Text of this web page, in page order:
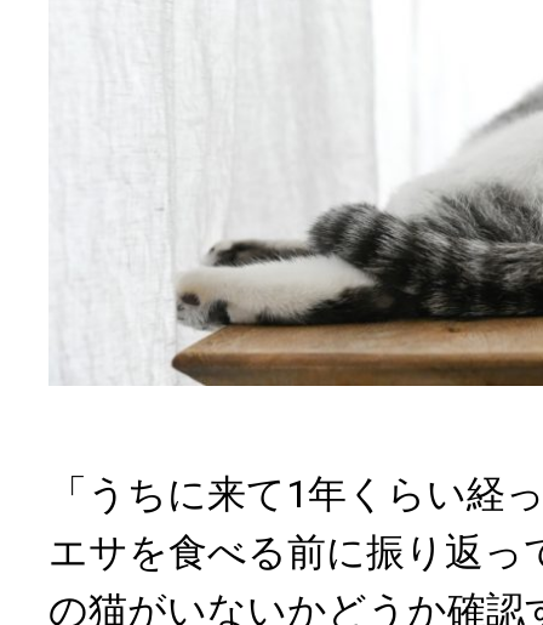
「うちに来て1年くらい経
エサを食べる前に振り返っ
の猫がいないかどうか確認